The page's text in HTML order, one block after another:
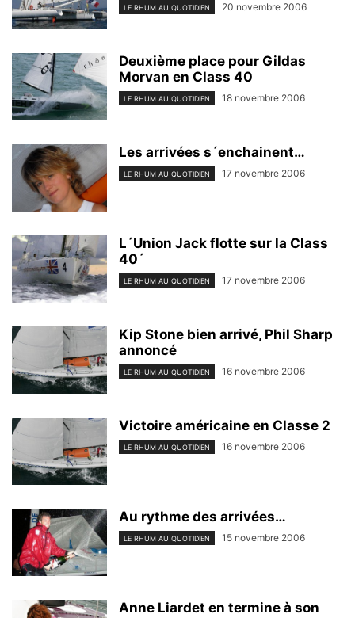
LE RHUM AU QUOTIDIEN 20 novembre 2006
Deuxième place pour Gildas
Morvan en Class 40
LE RHUM AU QUOTIDIEN 18 novembre 2006
Les arrivées s´enchainent…
LE RHUM AU QUOTIDIEN 17 novembre 2006
L´Union Jack flotte sur la Class
40´
LE RHUM AU QUOTIDIEN 17 novembre 2006
Kip Stone bien arrivé, Phil Sharp
annoncé
LE RHUM AU QUOTIDIEN 16 novembre 2006
Victoire américaine en Classe 2
LE RHUM AU QUOTIDIEN 16 novembre 2006
Au rythme des arrivées…
LE RHUM AU QUOTIDIEN 15 novembre 2006
Anne Liardet en termine à son